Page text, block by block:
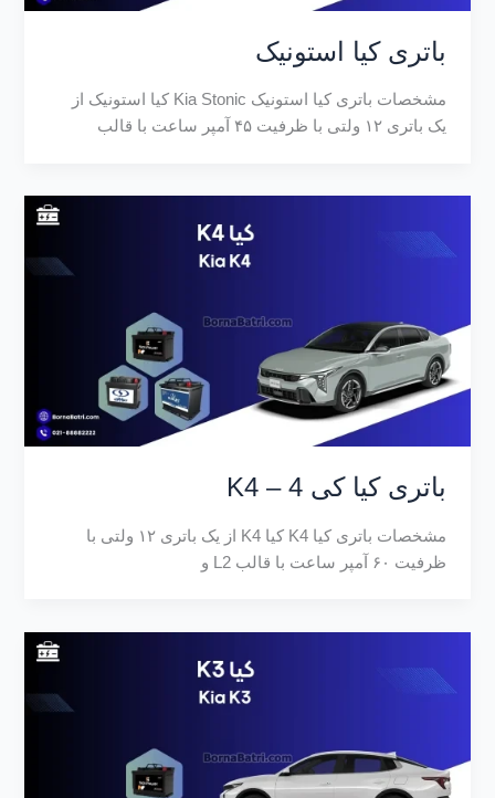
باتری کیا استونیک
مشخصات باتری کیا استونیک Kia Stonic کیا استونیک از
یک باتری ۱۲ ولتی با ظرفیت ۴۵ آمپر ساعت با قالب
باتری کیا کی 4 – K4
مشخصات باتری کیا K4 کیا K4 از یک باتری ۱۲ ولتی با
ظرفیت ۶۰ آمپر ساعت با قالب L2 و